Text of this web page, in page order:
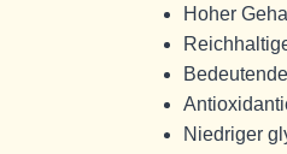
Hoher
Niedriger